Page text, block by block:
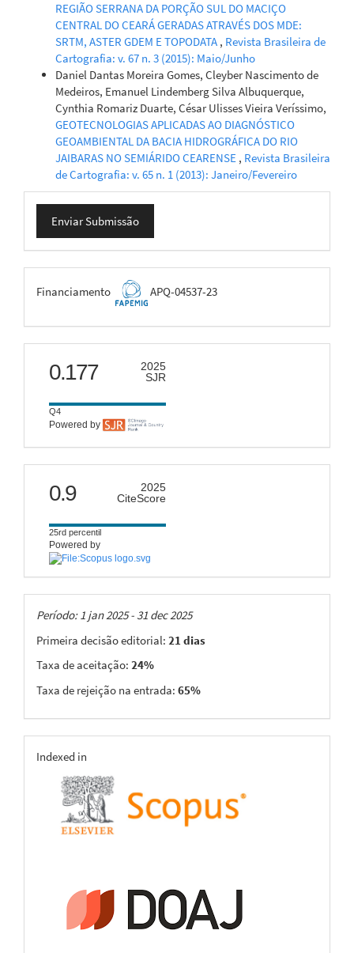
REGIÃO SERRANA DA PORÇÃO SUL DO MACIÇO
CENTRAL DO CEARÁ GERADAS ATRAVÉS DOS MDE:
SRTM, ASTER GDEM E TOPODATA , Revista Brasileira de
Cartografia: v. 67 n. 3 (2015): Maio/Junho
Daniel Dantas Moreira Gomes, Cleyber Nascimento de
Medeiros, Emanuel Lindemberg Silva Albuquerque,
Cynthia Romariz Duarte, César Ulisses Vieira Veríssimo,
GEOTECNOLOGIAS APLICADAS AO DIAGNÓSTICO
GEOAMBIENTAL DA BACIA HIDROGRÁFICA DO RIO
JAIBARAS NO SEMIÁRIDO CEARENSE , Revista Brasileira
de Cartografia: v. 65 n. 1 (2013): Janeiro/Fevereiro
Enviar
Submissão
Enviar Submissão
FAPEMIG
Financiamento APQ-04537-23
scimago
0.177
2025
SJR
Q4
Powered by
citescore
0.9
2025
CiteScore
25rd percentil
Powered by
Taxas
Período: 1 jan 2025 - 31 dec 2025
Primeira decisão editorial: 21 dias
Taxa de aceitação: 24%
Taxa de rejeição na entrada: 65%
indexing
Indexed in